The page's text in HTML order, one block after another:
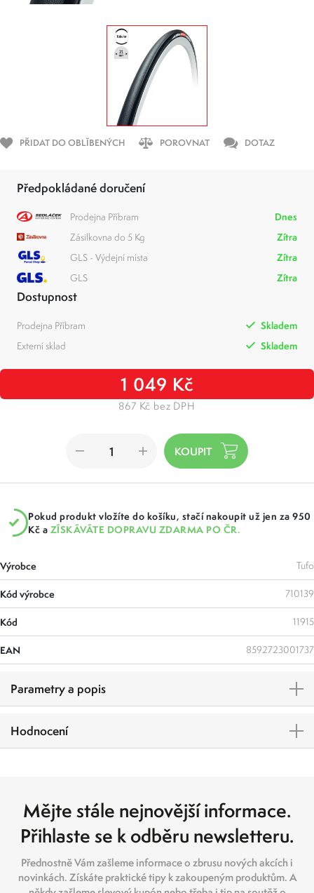
PŘIDAT DO OBLÍBENÝCH POROVNAT DOTAZ
Předpokládané doručení
Prodejna Příbram
Dnes
Zásilkovna do 5 Kg
Zítra
GLS - Výdejní místa
Zítra
GLS
Zítra
Dostupnost
Prodejna Příbram
Skladem
Externí sklad
Skladem
1 049 Kč
867 Kč bez DPH
Pokud produkt vložíte do košíku, stačí nakoupit už jen za 950
Kč a ZÍSKÁVÁTE DOPRAVU ZDARMA PO ČR.
Výrobce Tufo
Kód výrobce 710139
Kód 11915
EAN 8592723001737
Parametry a popis
Hodnocení
Mějte stále nejnovější informace.
Přihlaste se k odběru newsletteru.
Přednostně Vám zašleme informace o zbrusu nových akcích i
novinkách. Získáte praktické tipy k zakoupeným produktům. A